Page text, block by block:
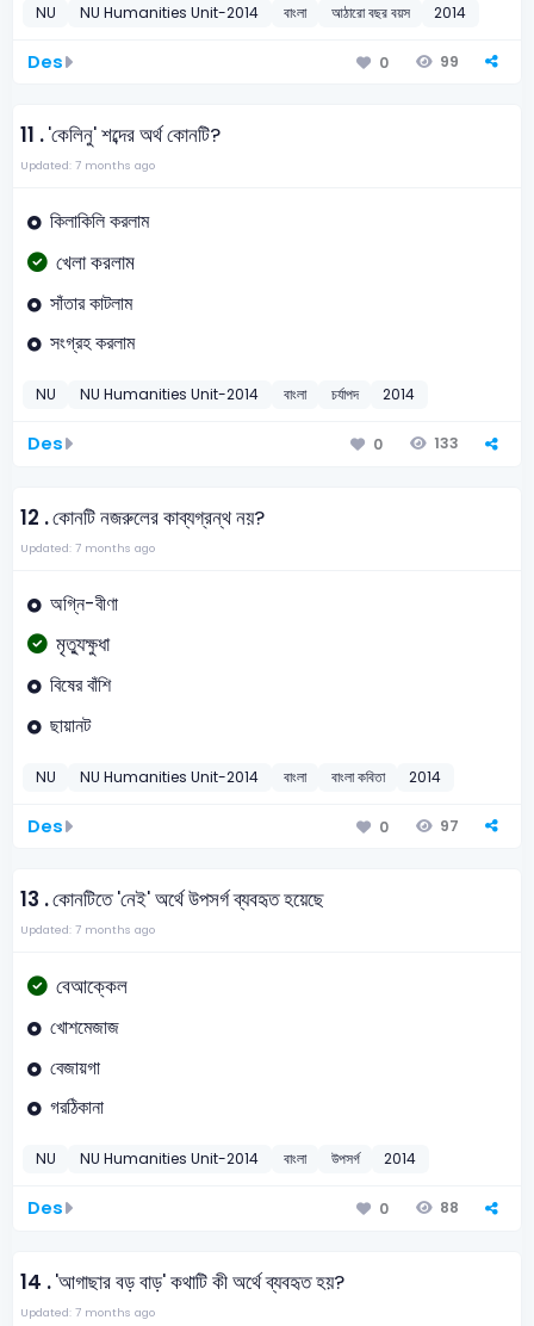
NU NU Humanities Unit-2014 বাংলা আঠারো বছর বয়স 2014
Des 0 99
11 .'কেলিনু' শব্দের অর্থ কোনটি?
Updated: 7 months ago
কিলাকিলি করলাম
খেলা করলাম
সাঁতার কাটলাম
সংগ্রহ করলাম
NU NU Humanities Unit-2014 বাংলা চর্যাপদ 2014
Des 0 133
12 .কোনটি নজরুলের কাব্যগ্রন্থ নয়?
Updated: 7 months ago
অগ্নি-বীণা
মৃত্যুক্ষুধা
বিষের বাঁশি
ছায়ানট
NU NU Humanities Unit-2014 বাংলা বাংলা কবিতা 2014
Des 0 97
13 .কোনটিতে 'নেই' অর্থে উপসর্গ ব্যবহৃত হয়েছে
Updated: 7 months ago
বেআক্কেল
খোশমেজাজ
বেজায়গা
গরঠিকানা
NU NU Humanities Unit-2014 বাংলা উপসর্গ 2014
Des 0 88
14 .'আগাছার বড় বাড়' কথাটি কী অর্থে ব্যবহৃত হয়?
Updated: 7 months ago